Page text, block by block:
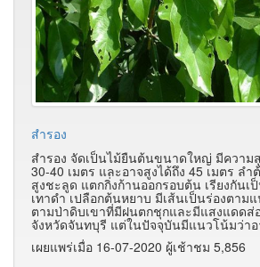
สำรอง
สำรอง จัดเป็นไม้ยืนต้นขนาดใหญ่ มีควา
30-40 เมตร และอาจสูงได้ถึง 45 เมตร ล
สูงชะลูด แตกกิ่งก้านออกรอบต้น เรียงกัน
เทาดำ เปลือกต้นหยาบ มีเส้นเป็นร่องตาม
ตามป่าดิบเขาที่มีฝนตกชุกและมีแสงแดดส่
จังหวัดจันทบุรี แต่ในปัจจุบันมีแนวโน้มว่า
เผยแพร่เมื่อ 16-07-2020 ผู้เช้าชม 5,856